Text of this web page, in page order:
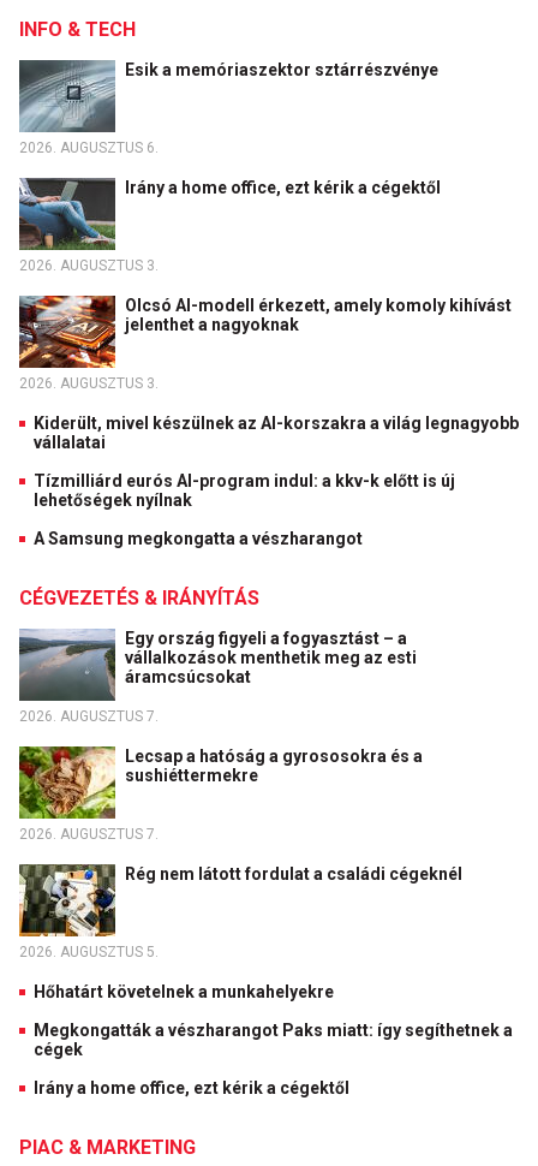
INFO & TECH
Esik a memóriaszektor sztárrészvénye
2026. AUGUSZTUS 6.
Irány a home office, ezt kérik a cégektől
2026. AUGUSZTUS 3.
Olcsó AI-modell érkezett, amely komoly kihívást
jelenthet a nagyoknak
2026. AUGUSZTUS 3.
Kiderült, mivel készülnek az AI-korszakra a világ legnagyobb
vállalatai
Tízmilliárd eurós AI-program indul: a kkv-k előtt is új
lehetőségek nyílnak
A Samsung megkongatta a vészharangot
CÉGVEZETÉS & IRÁNYÍTÁS
Egy ország figyeli a fogyasztást – a
vállalkozások menthetik meg az esti
áramcsúcsokat
2026. AUGUSZTUS 7.
Lecsap a hatóság a gyrososokra és a
sushiéttermekre
2026. AUGUSZTUS 7.
Rég nem látott fordulat a családi cégeknél
2026. AUGUSZTUS 5.
Hőhatárt követelnek a munkahelyekre
Megkongatták a vészharangot Paks miatt: így segíthetnek a
cégek
Irány a home office, ezt kérik a cégektől
PIAC & MARKETING